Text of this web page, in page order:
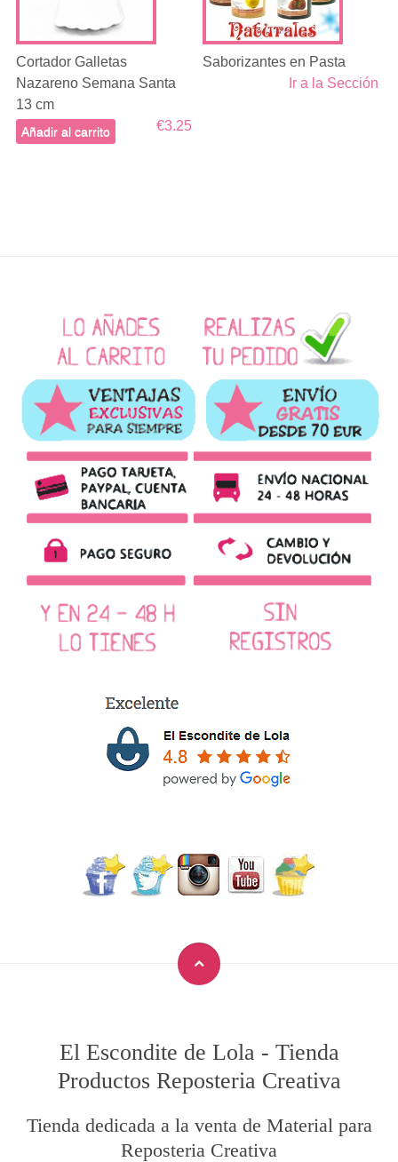
Cortador Galletas
Nazareno Semana Santa
13 cm
€3.25
Añadir al carrito
Saborizantes en Pasta
Ir a la Sección
El Escondite de Lola - Tienda
Productos Reposteria Creativa
Tienda dedicada a la venta de Material para
Reposteria Creativa